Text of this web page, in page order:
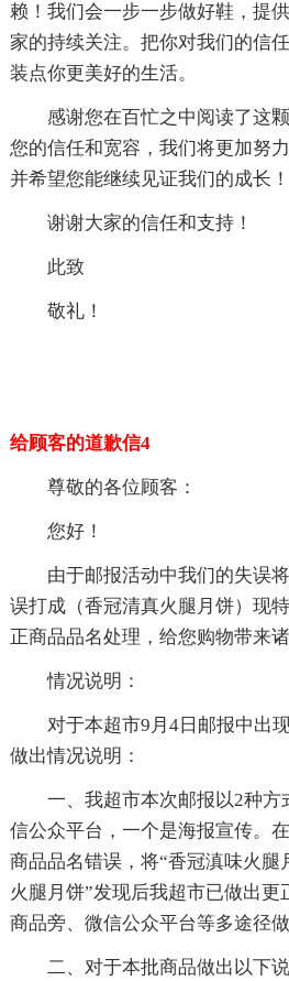
赖！我们会一步一步做好鞋，提
家的持续关注。把你对我们的信
装点你更美好的生活。
感谢您在百忙之中阅读了这
您的信任和宽容，我们将更加努
并希望您能继续见证我们的成长！
谢谢大家的信任和支持！
此致
敬礼！
给顾客的道歉信4
尊敬的各位顾客：
您好！
由于邮报活动中我们的失误
误打成（香冠清真火腿月饼）现
正商品品名处理，给您购物带来
情况说明：
对于本超市9月4日邮报中出
做出情况说明：
一、我超市本次邮报以2种方
信公众平台，一个是海报宣传。
商品品名错误，将“香冠滇味火腿
火腿月饼”发现后我超市已做出更
商品旁、微信公众平台等多途径做
二、对于本批商品做出以下说